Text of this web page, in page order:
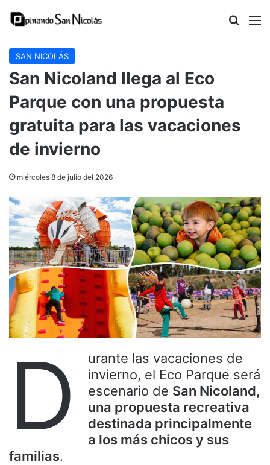
Buscar
SAN NICOLÁS
San Nicoland llega al Eco
Parque con una propuesta
gratuita para las vacaciones
de invierno
miércoles 8 de julio del 2026
D
urante las vacaciones de
invierno, el Eco Parque será
escenario de San Nicoland,
una propuesta recreativa
destinada principalmente
a los más chicos y sus
familias.